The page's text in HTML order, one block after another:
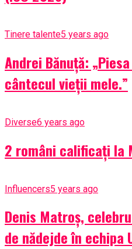
Tinere talente5 years ago
Andrei Bănuță:
cântecul vieții mele.”
Diverse6 years ago
2 români calificați la
Influencers5 years ago
Denis Matroș,
de nădejde în echipa